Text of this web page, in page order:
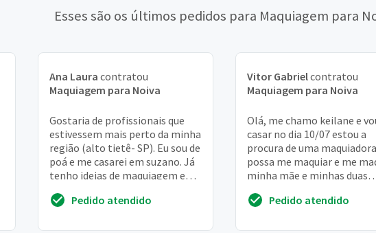
Esses são os últimos pedidos para Maquiagem para
Ana Laura contratou
Maquiagem para Noiva
Gostaria de profissionais que
estivessem mais perto da minha
região (alto tietê- SP). Eu sou de
poá e me casarei em suzano. Já
tenho ideias de maquiagem e
Pedido atendido
Vitor Gabrielcontratou
Maquiagem para Noiva
Olá, me chamo keilane e
casar no dia 10/07 estou a
procura de uma
possa me maquiar e me
minha mãe e minhas duas
no bom retiro e s...
Pedido atendido